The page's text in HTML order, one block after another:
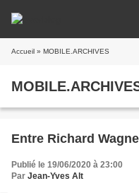
Accueil » MOBILE.ARCHIVES
Entre Richard
Publié le 19/06/2020 à 23:00
Par Jean-Yves Alt